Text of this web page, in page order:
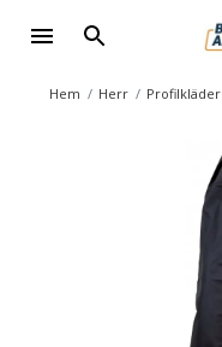
Hem Herr Profilkläder